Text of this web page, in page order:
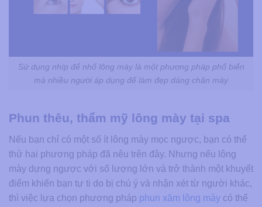
Sử dụng nhíp để nhổ lông mày là một phương pháp phổ biến
mà nhiều người áp dụng để làm đẹp dáng chân mày
Phun thêu, thẩm mỹ lông mày tại spa
Nếu bạn chỉ có một số ít lông mày mọc ngược, bạn có thể
thử hai phương pháp đã nêu trên đây. Nhưng nếu lông
mày dựng ngược với số lượng lớn và trở thành một khuyết
điểm khiến bạn tự ti do bị chú ý và nhận xét từ người khác,
thì việc lựa chọn phương pháp phun xăm lông mày có thể